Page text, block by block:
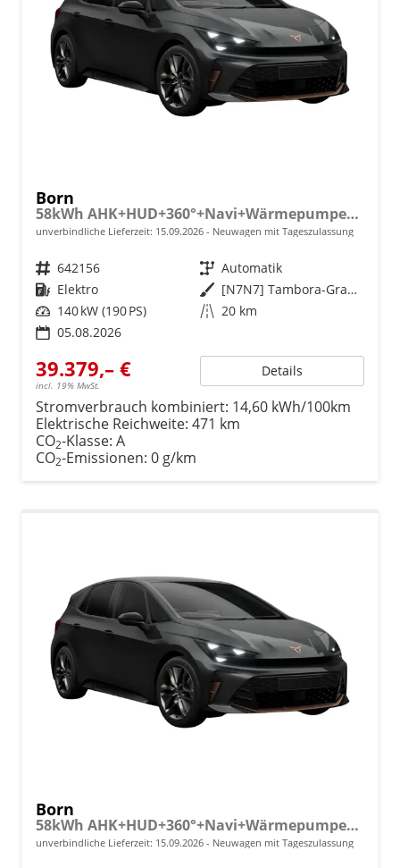
Born
58kWh AHK+HUD+360°+Navi+Wärmepumpe+Dinamica+GV5
unverbindliche Lieferzeit: 15.09.2026 Neuwagen mit Tageszulassung
Fahrzeugnr. 642156 Getriebe Automatik
Kraftstoff Elektro Außenfarbe
[N7N7] Tambora-Grau Metallic
Leistung 140 kW (190 PS) Kilometerstand 20 km
05.08.2026
39.379,– €
incl. 19% MwSt.
Details
Stromverbrauch kombiniert: 14,60 kWh/100km
Elektrische Reichweite: 471 km
CO2-Klasse: A
CO2-Emissionen: 0 g/km
Born
58kWh AHK+HUD+360°+Navi+Wärmepumpe+Dinamica+GV5
unverbindliche Lieferzeit: 15.09.2026 Neuwagen mit Tageszulassung